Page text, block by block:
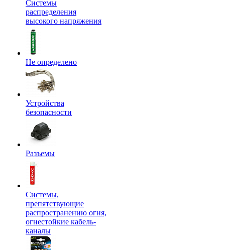
Системы
распределения
высокого напряжения
Не определено
Устройства
безопасности
Разъемы
Системы,
препятствующие
распространению огня,
огнестойкие кабель-
каналы